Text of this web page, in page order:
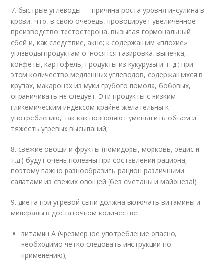
7. быстрые углеводы — причина роста уровня инсулина в
крови, что, в свою очередь, провоцирует увеличенное
производство тестостерона, вызывая гормональный
сбой и, как следствие, акне; к содержащим «плохие»
углеводы продуктам относятся газировка, выпечка,
конфеты, картофель, продукты из кукурузы и т. д.; при
этом количество медленных углеводов, содержащихся в
крупах, макаронах из муки грубого помола, бобовых,
ограничивать не следует. Эти продукты с низким
гликемическим индексом крайне желательны к
употреблению, так как позволяют уменьшить объем и
тяжесть угревых высыпаний;
8. свежие овощи и фрукты (помидоры, морковь, редис и
т.д.) будут очень полезны при составлении рациона,
поэтому важно разнообразить рацион различными
салатами из свежих овощей (без сметаны и майонеза!);
9. диета при угревой сыпи должна включать витамины и
минералы в достаточном количестве:
витамин А (чрезмерное употребление опасно,
необходимо четко следовать инструкции по
применению);